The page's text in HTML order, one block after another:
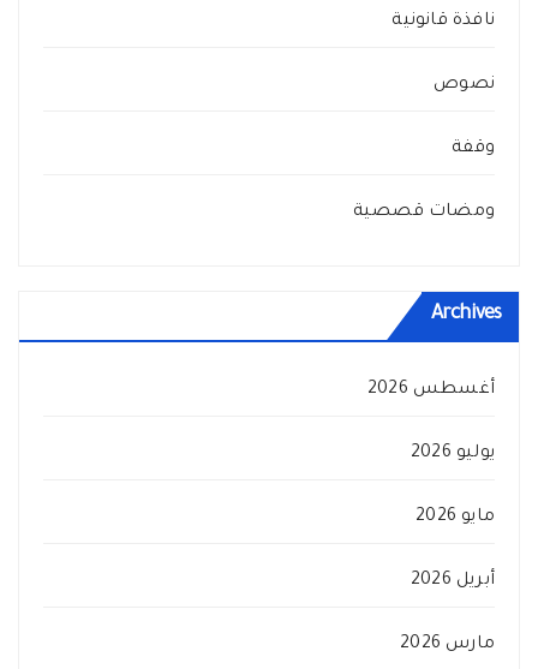
نافذة قانونية
نصوص
وقفة
ومضات قصصية
Archives
أغسطس 2026
يوليو 2026
مايو 2026
أبريل 2026
مارس 2026